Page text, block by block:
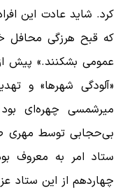
کرد. شاید عادت این
که قبح هرزگی محافل
عمومی بشکنند.» پیش
«آلودگی شهرها» و
میرشمسی چهره‌ای
بی‌حجابی توسط مهری
ستاد امر به معروف
چهاردهم از این ستاد